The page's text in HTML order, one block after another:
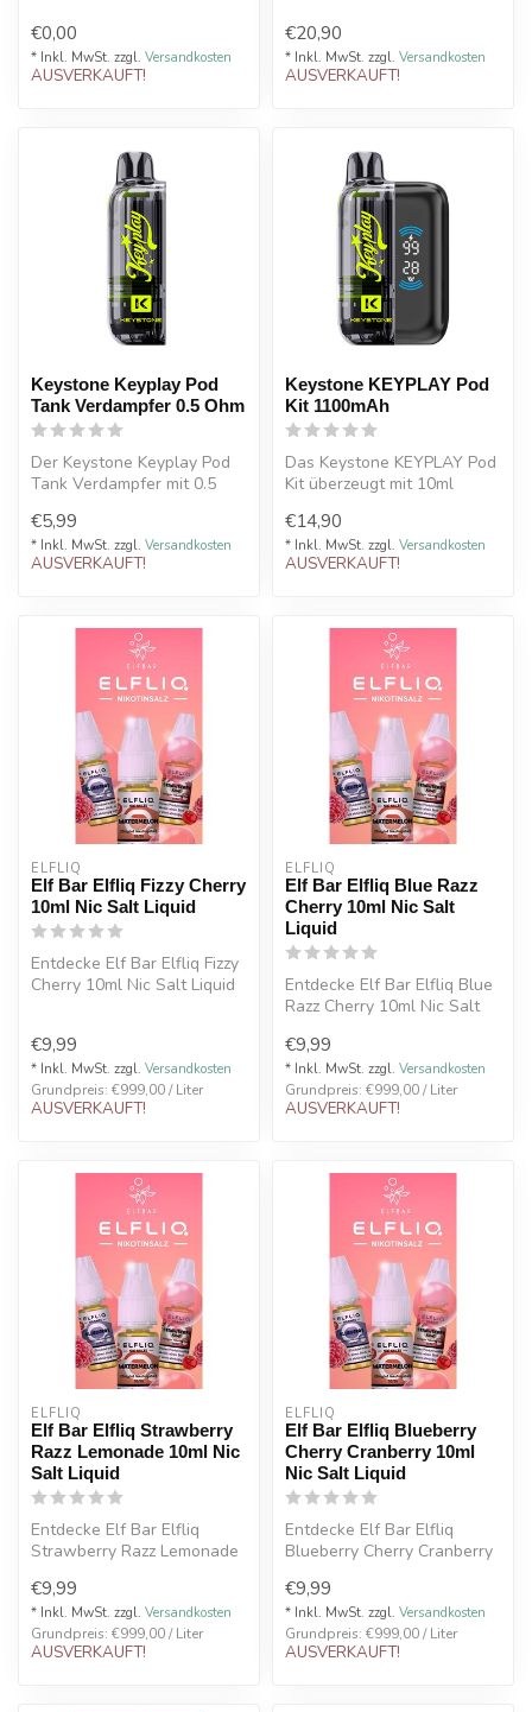
He...
€0,00
* Inkl. MwSt. zzgl. Versandkosten
AUSVERKAUFT!
Technologie u...
€20,90
* Inkl. MwSt. zzgl. Versandkosten
AUSVERKAUFT!
Keystone Keyplay Pod
Tank Verdampfer 0.5 Ohm
Der Keystone Keyplay Pod
Tank Verdampfer mit 0.5
inten...
€5,99
* Inkl. MwSt. zzgl. Versandkosten
AUSVERKAUFT!
Keystone KEYPLAY Pod
Kit 1100mAh
Das Keystone KEYPLAY Pod
Kit überzeugt mit 10ml
Akku, Dual ...
€14,90
* Inkl. MwSt. zzgl. Versandkosten
AUSVERKAUFT!
ELFLIQ
Elf Bar Elfliq Fizzy Cherry
10ml Nic Salt Liquid
Entdecke Elf Bar Elfliq Fizzy
Cherry 10ml Nic Salt Liquid
€9,99
* Inkl. MwSt. zzgl. Versandkosten
Grundpreis: €999,00 / Liter
AUSVERKAUFT!
ELFLIQ
Elf Bar Elfliq Blue Razz
Cherry 10ml Nic Salt
Liquid
Entdecke Elf Bar Elfliq Blue
Razz Cherry 10ml Nic Salt
€9,99
* Inkl. MwSt. zzgl. Versandkosten
Grundpreis: €999,00 / Liter
AUSVERKAUFT!
ELFLIQ
Elf Bar Elfliq Strawberry
Razz Lemonade 10ml Nic
Salt Liquid
Entdecke Elf Bar Elfliq
Strawberry Razz Lemonade
süßer ...
€9,99
* Inkl. MwSt. zzgl. Versandkosten
Grundpreis: €999,00 / Liter
AUSVERKAUFT!
ELFLIQ
Elf Bar Elfliq Blueberry
Cherry Cranberry 10ml
Nic Salt Liquid
Entdecke Elf Bar Elfliq
Blueberry Cherry Cranberry
süße...
€9,99
* Inkl. MwSt. zzgl. Versandkosten
Grundpreis: €999,00 / Liter
AUSVERKAUFT!